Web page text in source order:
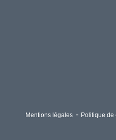
Mentions légales Politique de